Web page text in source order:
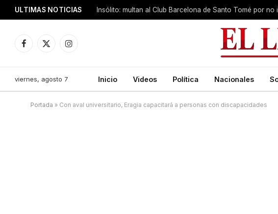
ULTIMAS NOTICIAS Insólito: multan al Club Barcelona de Santo Tomé por no
Facebook
X
Instagram
viernes, agosto 7 Inicio Videos Política Nacionales
Portada » Con aval universitario, Eragia capacitará a personas con discapacidades